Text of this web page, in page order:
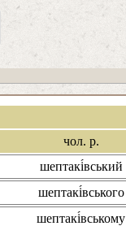
чол. р.
шептакі́вський
шептакі́вського
шептакі́вському